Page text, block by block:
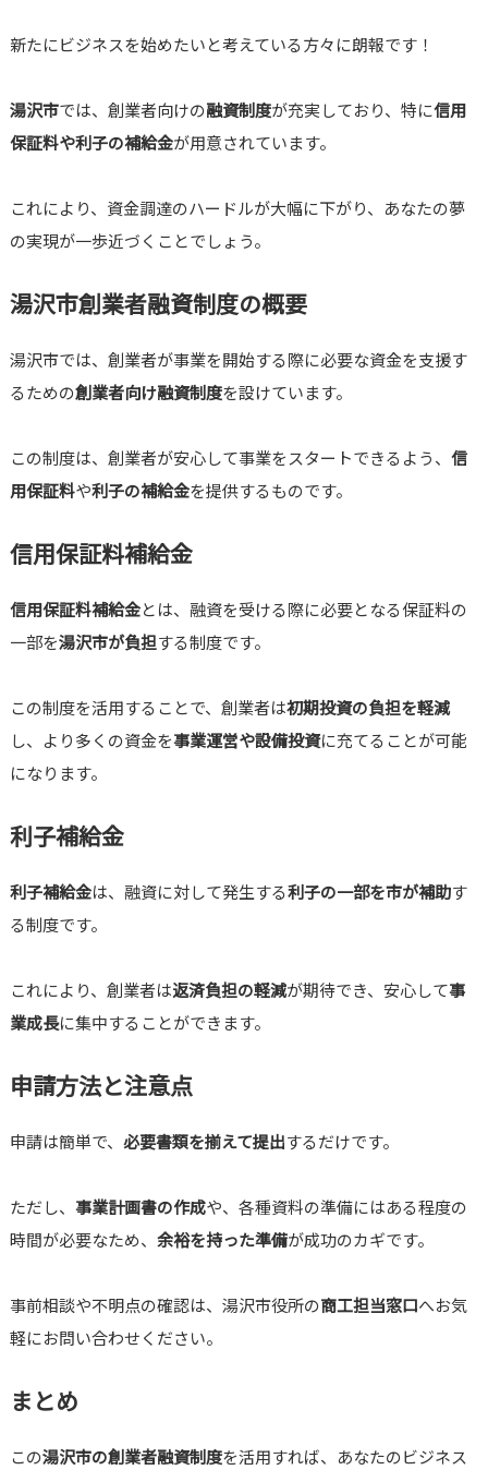
新たにビジネスを始めたいと考えている方々に朗報です！
湯沢市では、創業者向けの融資制度が充実しており、特に信用
保証料や利子の補給金が用意されています。
これにより、資金調達のハードルが大幅に下がり、あなたの夢
の実現が一歩近づくことでしょう。
湯沢市創業者融資制度の概要
湯沢市では、創業者が事業を開始する際に必要な資金を支援す
るための創業者向け融資制度を設けています。
この制度は、創業者が安心して事業をスタートできるよう、 信
用保証料や利子の補給金を提供するものです。
信用保証料補給金
信用保証料補給金とは、融資を受ける際に必要となる保証料の
一部を湯沢市が負担する制度です。
この制度を活用することで、創業者は初期投資の負担を軽減
し、より多くの資金を事業運営や設備投資に充てることが可能
になります。
利子補給金
利子補給金は、融資に対して発生する利子の一部を市が補助す
る制度です。
これにより、創業者は返済負担の軽減が期待でき、安心して事
業成長に集中することができます。
申請方法と注意点
申請は簡単で、 必要書類を揃えて提出するだけです。
ただし、 事業計画書の作成や、各種資料の準備にはある程度の
時間が必要なため、 余裕を持った準備が成功のカギです。
事前相談や不明点の確認は、湯沢市役所の商工担当窓口へお気
軽にお問い合わせください。
まとめ
この湯沢市の創業者融資制度を活用すれば、あなたのビジネス